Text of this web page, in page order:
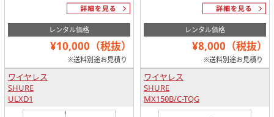
レンタル価格
¥10,000（税抜）
※送料別途お見積り
レンタル価格
¥8,000（税抜）
※送料別途お見積り
ワイヤレス
SHURE
ULXD1
ワイヤレス
SHURE
MX150B/C-TQG